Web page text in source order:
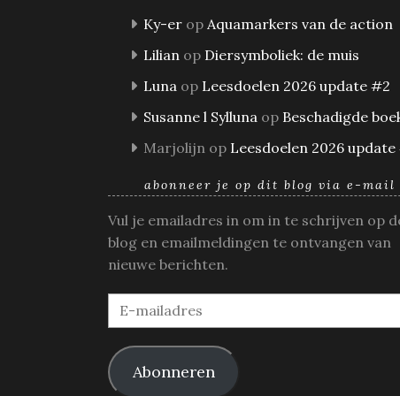
Ky-er op Aquamarkers van de action
Lilian op Diersymboliek: de muis
Luna op Leesdoelen 2026 update #2
Susanne l Sylluna op Beschadigde
Marjolijn op Leesdoelen 2026 update
abonneer je op dit blog via e-mail
Vul je emailadres in om in te schrijven op
blog en emailmeldingen te ontvangen van
nieuwe berichten.
E-
mailadres
Abonneren